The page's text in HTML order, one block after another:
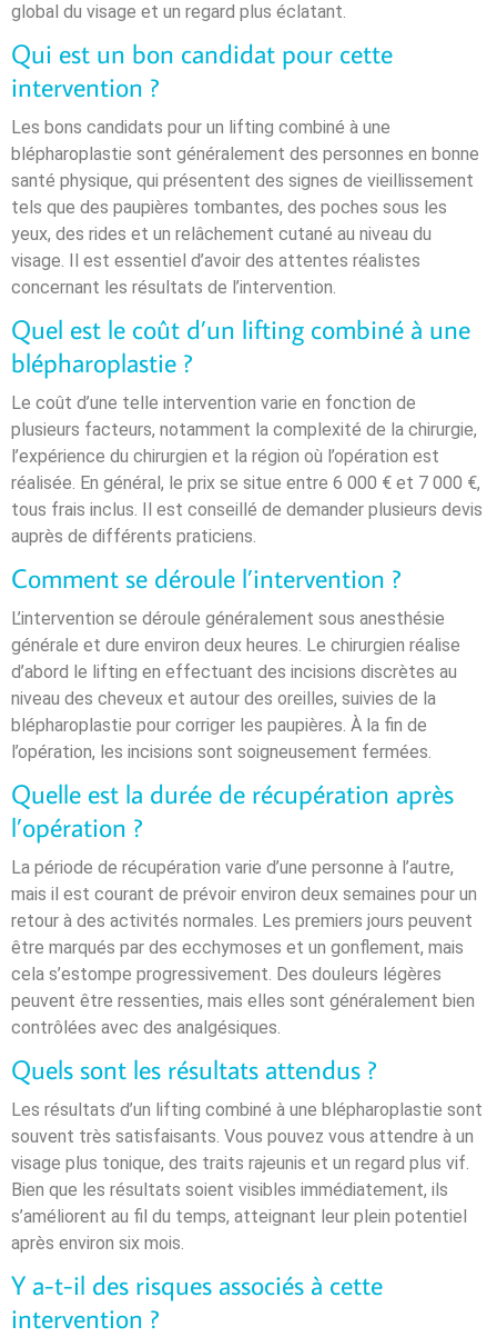
global du visage et un regard plus éclatant.
Qui est un bon candidat pour cette
intervention ?
Les bons candidats pour un lifting combiné à une
blépharoplastie sont généralement des personnes en bonne
santé physique, qui présentent des signes de vieillissement
tels que des paupières tombantes, des poches sous les
yeux, des rides et un relâchement cutané au niveau du
visage. Il est essentiel d’avoir des attentes réalistes
concernant les résultats de l’intervention.
Quel est le coût d’un lifting combiné à une
blépharoplastie ?
Le coût d’une telle intervention varie en fonction de
plusieurs facteurs, notamment la complexité de la chirurgie,
l’expérience du chirurgien et la région où l’opération est
réalisée. En général, le prix se situe entre 6 000 € et 7 000 €,
tous frais inclus. Il est conseillé de demander plusieurs devis
auprès de différents praticiens.
Comment se déroule l’intervention ?
L’intervention se déroule généralement sous anesthésie
générale et dure environ deux heures. Le chirurgien réalise
d’abord le lifting en effectuant des incisions discrètes au
niveau des cheveux et autour des oreilles, suivies de la
blépharoplastie pour corriger les paupières. À la fin de
l’opération, les incisions sont soigneusement fermées.
Quelle est la durée de récupération après
l’opération ?
La période de récupération varie d’une personne à l’autre,
mais il est courant de prévoir environ deux semaines pour un
retour à des activités normales. Les premiers jours peuvent
être marqués par des ecchymoses et un gonflement, mais
cela s’estompe progressivement. Des douleurs légères
peuvent être ressenties, mais elles sont généralement bien
contrôlées avec des analgésiques.
Quels sont les résultats attendus ?
Les résultats d’un lifting combiné à une blépharoplastie sont
souvent très satisfaisants. Vous pouvez vous attendre à un
visage plus tonique, des traits rajeunis et un regard plus vif.
Bien que les résultats soient visibles immédiatement, ils
s’améliorent au fil du temps, atteignant leur plein potentiel
après environ six mois.
Y a-t-il des risques associés à cette
intervention ?